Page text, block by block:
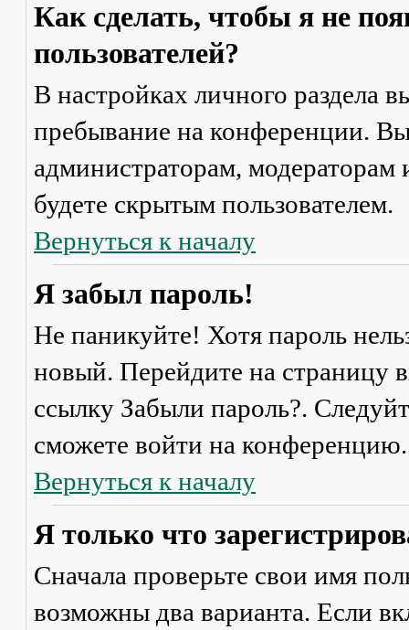
Как сделать, чтобы я не
пользователей?
В настройках личного раздела
пребывание на конференции.
администраторам,
будете скрытым пользователем.
Вернуться к началу
Я забыл пароль!
Не паникуйте! Хотя пароль
новый. Перейдите на страницу
ссылку Забыли пароль?.
сможете войти на конференцию.
Вернуться к началу
Я только что
Сначала проверьте свои имя
возможны два варианта. Если